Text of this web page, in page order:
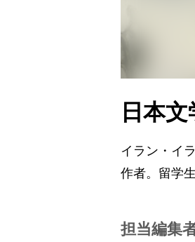
日本
イラン・イ
作者。留学
担当編集